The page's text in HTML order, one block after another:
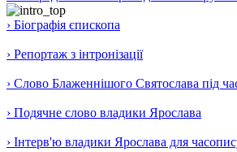
› Біографія єпископа
› Репортаж з інтронізації
› Слово Блаженнішого Святослава під час
› Подячне слово владики Ярослава
› Інтерв'ю владики Ярослава для